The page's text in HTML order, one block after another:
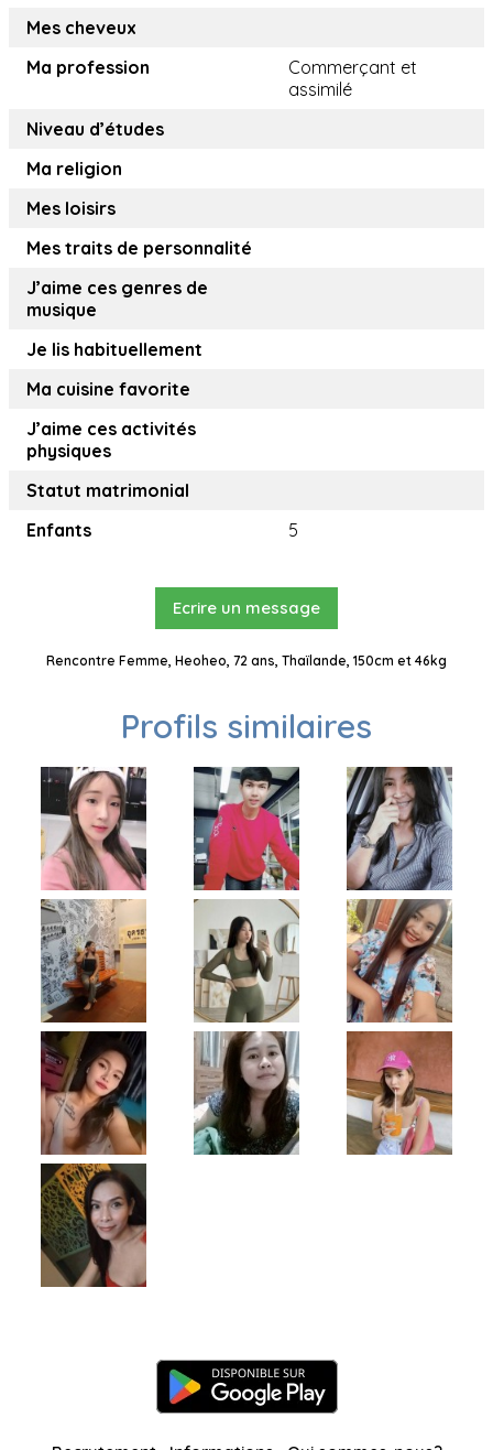
Mes cheveux
Ma profession
Commerçant et
assimilé
Niveau d’études
Ma religion
Mes loisirs
Mes traits de personnalité
J’aime ces genres de
musique
Je lis habituellement
Ma cuisine favorite
J’aime ces activités
physiques
Statut matrimonial
Enfants
5
Ecrire un message
Rencontre Femme, Heoheo, 72 ans, Thaïlande, 150cm et 46kg
Profils similaires